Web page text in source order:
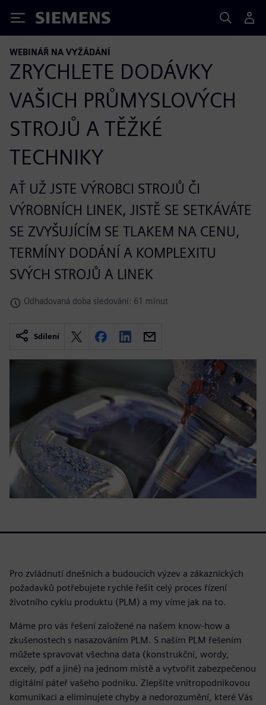
Siemens
WEBINÁŘ NA VYŽÁDÁNÍ
ZRYCHLETE DODÁVKY
VAŠICH PRŮMYSLOVÝCH
STROJŮ A TĚŽKÉ
TECHNIKY
AŤ UŽ JSTE VÝROBCI STROJŮ ČI
VÝROBNÍCH LINEK, JISTĚ SE SETKÁVÁTE
SE ZVYŠUJÍCÍM SE TLAKEM NA CENU,
TERMÍNY DODÁNÍ A KOMPLEXITU
SVÝCH STROJŮ A LINEK
Odhadovaná doba sledování: 61 minut
Sdílení
Pro zvládnutí dnešních a budoucích výzev a zákaznických
požadavků potřebujete rychle řešit celý proces řízení
životního cyklu produktu (PLM) a my víme jak na to.
Máme pro vás řešení založené na našem know-how a
zkušenostech s nasazováním PLM. S naším PLM řešením
můžete spravovat všechna data (konstrukční, wordy,
excely, pdf a jiné) na jednom místě a vytvořit zabezpečenou
digitální páteř vašeho podniku. Zlepšíte vnitropodnikovou
komunikaci a eliminujete chyby a nedorozumění, které Vás